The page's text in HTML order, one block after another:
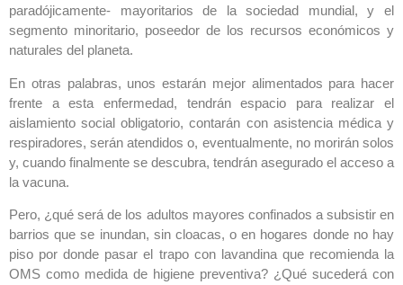
paradójicamente- mayoritarios de la sociedad mundial, y el
segmento minoritario, poseedor de los recursos económicos y
naturales del planeta.
En otras palabras, unos estarán mejor alimentados para hacer
frente a esta enfermedad, tendrán espacio para realizar el
aislamiento social obligatorio, contarán con asistencia médica y
respiradores, serán atendidos o, eventualmente, no morirán solos
y, cuando finalmente se descubra, tendrán asegurado el acceso a
la vacuna.
Pero, ¿qué será de los adultos mayores confinados a subsistir en
barrios que se inundan, sin cloacas, o en hogares donde no hay
piso por donde pasar el trapo con lavandina que recomienda la
OMS como medida de higiene preventiva? ¿Qué sucederá con